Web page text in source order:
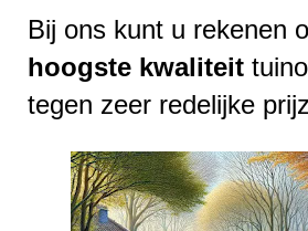
Bij ons kunt u rekenen
hoogste kwaliteit
tegen zeer redelijke